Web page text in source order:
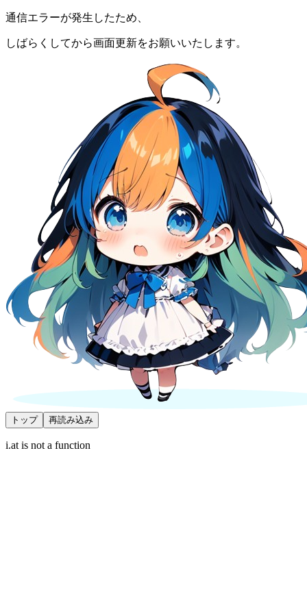
通信エラーが発生したため、
しばらくしてから画面更新をお願いいたします。
トップ 再読み込み
i.at is not a function